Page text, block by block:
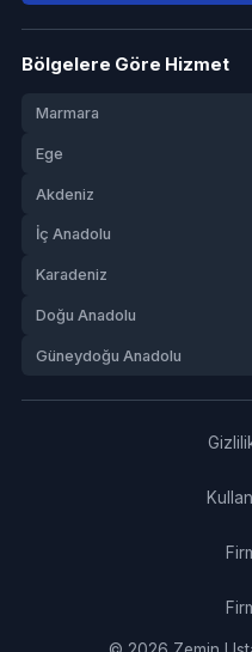
Bölgelere Göre Hizmet
Marmara
Ege
Akdeniz
İç Anadolu
Karadeniz
Doğu Anadolu
Güneydoğu Anadolu